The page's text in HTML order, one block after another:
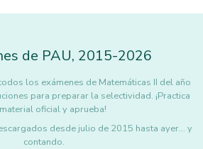
de PAU, 2015-2026
los exámenes de Matemáticas II del año
para preparar la selectividad. ¡Practica
oficial y aprueba!
desde julio de 2015 hasta ayer... y
contando.